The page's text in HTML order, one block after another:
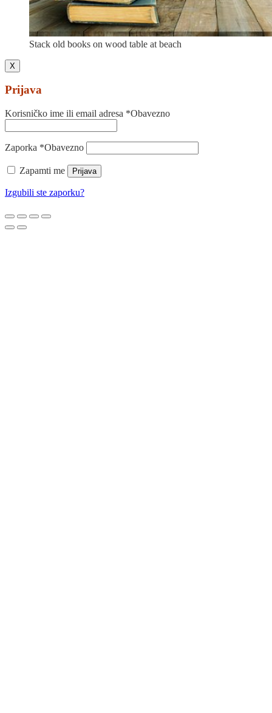
Stack old books on wood table at beach
X
Prijava
Korisničko ime ili email adresa *Obavezno
Zaporka *Obavezno
Zapamti me Prijava
Izgubili ste zaporku?